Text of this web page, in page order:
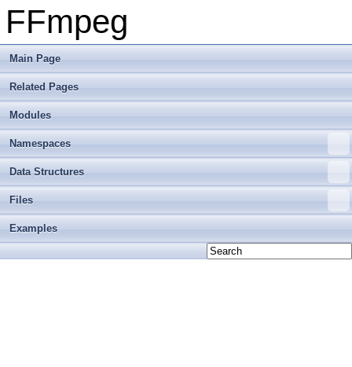
FFmpeg
Main Page
Related Pages
Modules
Namespaces
Data Structures
Files
Examples